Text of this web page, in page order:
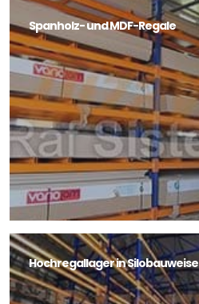
Spanholz- und MDF-Regale
Hochregallager in Silobauweise